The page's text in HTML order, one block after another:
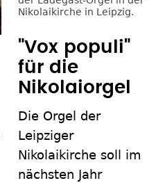
"Vox populi"
für die
Nikolaiorgel
Die Orgel der
Leipziger
Nikolaikirche soll im
nächsten Jahr